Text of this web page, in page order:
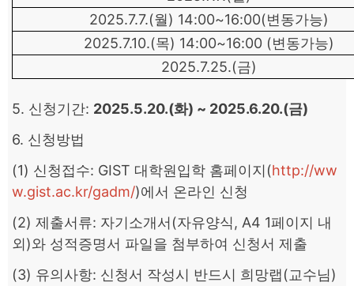
2025.7.7.(월) 14:00~16:00(변동가능)
2025.7.10.(목) 14:00~16:00 (변동가능)
2025.7.25.(금)
5. 신청기간: 2025.5.20.(화) ~ 2025.6.20.(금)
6. 신청방법
(1) 신청접수: GIST 대학원입학 홈페이지(http://ww
w.gist.ac.kr/gadm/)에서 온라인 신청
(2) 제출서류: 자기소개서(자유양식, A4 1페이지 내
외)와 성적증명서 파일을 첨부하여 신청서 제출
(3) 유의사항: 신청서 작성시 반드시 희망랩(교수님)